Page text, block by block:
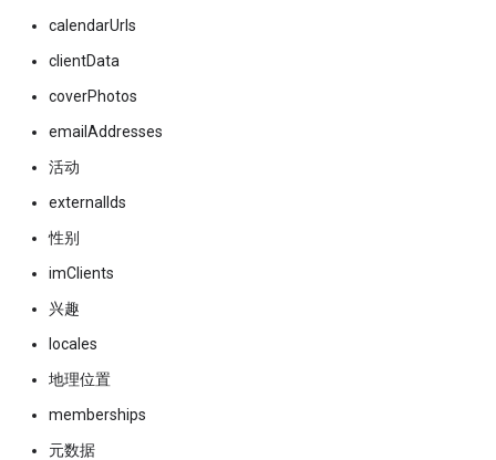
calendarUrls
clientData
coverPhotos
emailAddresses
活动
externalIds
性别
imClients
兴趣
locales
地理位置
memberships
元数据